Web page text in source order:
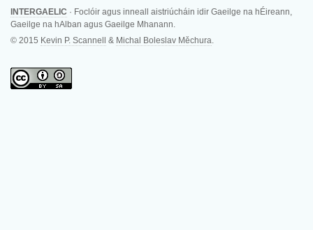
INTERGAELIC · Foclóir agus inneall aistriúcháin idir Gaeilge na hÉireann,
Gaeilge na hAlban agus Gaeilge Mhanann.
© 2015 Kevin P. Scannell & Michal Boleslav Měchura.